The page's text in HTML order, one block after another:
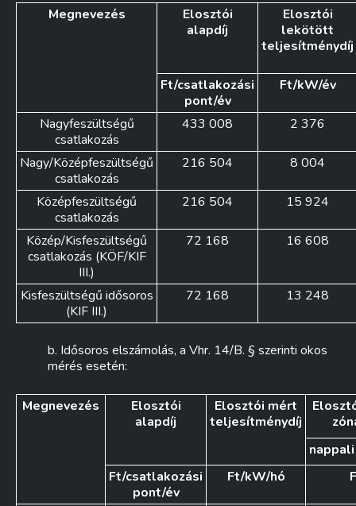
Megnevezés
Elosztói
alapdíj
Elosztói
lekötött
teljesítménydíj
Ft/csatlakozási
pont/év
Ft/kW/év
Nagyfeszültségű
csatlakozás
433 008 2 376
Nagy/Középfeszültségű
csatlakozás
216 504 8 004
Középfeszültségű
csatlakozás
216 504 15 924
Közép/Kisfeszültségű
csatlakozás (KÖF/KIF
III.)
72 168 16 608
Kisfeszültségű idősoros
(KIF III.)
72 168 13 248
b. Idősoros elszámolás, a Vhr. 14/B. § szerinti okos
mérés esetén:
Megnevezés
Elosztói
alapdíj
Elosztói mért
teljesítménydíj
nappali
Ft/csatlakozási
pont/év
Ft/kW/hó